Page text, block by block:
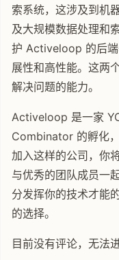
索系统，这涉及到机
及大规模数据处理和
护 Activeloop 的后端
展性和高性能。这两
解决问题的能力。
Activeloop 是一家
Combinator 的孵化
加入这样的公司，你
与优秀的团队成员一
分发挥你的技术才能
的选择。
目前没有评论，无法